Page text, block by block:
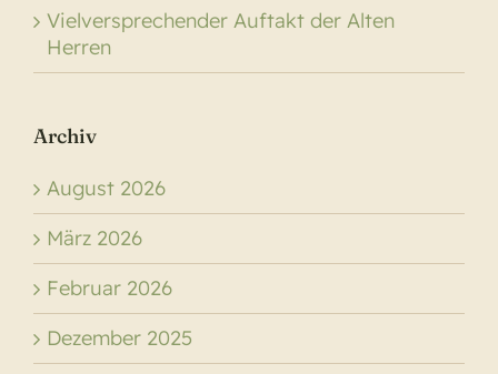
Vielversprechender Auftakt der Alten
Herren
Archiv
August 2026
März 2026
Februar 2026
Dezember 2025